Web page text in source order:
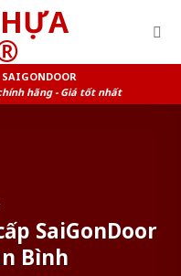
hãng - Giá tốt nhất
SaiGonDoor
Bình